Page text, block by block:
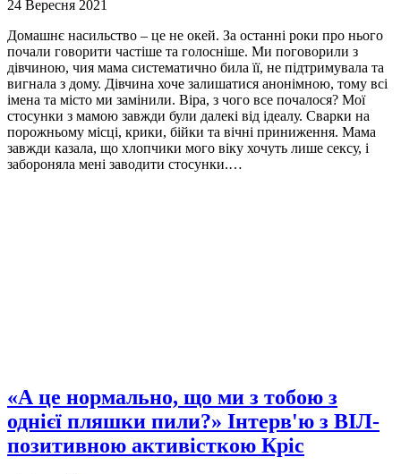
24 Вересня 2021
Домашнє насильство – це не окей. За останні роки про нього
почали говорити частіше та голосніше. Ми поговорили з
дівчиною, чия мама систематично била її, не підтримувала та
вигнала з дому. Дівчина хоче залишатися анонімною, тому всі
імена та місто ми замінили. Віра, з чого все почалося? Мої
стосунки з мамою завжди були далекі від ідеалу. Сварки на
порожньому місці, крики, бійки та вічні приниження. Мама
завжди казала, що хлопчики мого віку хочуть лише сексу, і
забороняла мені заводити стосунки.…
«А це нормально, що ми з тобою з
однієї пляшки пили?» Інтерв'ю з ВІЛ-
позитивною активісткою Кріс